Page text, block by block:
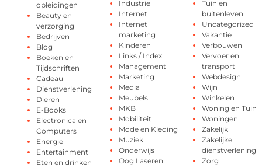
opleidingen
Beauty en
verzorging
Bedrijven
Blog
Boeken en
Tijdschriften
Cadeau
Dienstverlening
Dieren
E-Books
Electronica en
Computers
Energie
Entertainment
Eten en drinken
Industrie
Internet
Internet
marketing
Kinderen
Links / Index
Management
Marketing
Media
Meubels
MKB
Mobiliteit
Mode en Kleding
Muziek
Onderwijs
Oog Laseren
Tuin en
buitenleven
Uncategorized
Vakantie
Verbouwen
Vervoer en
transport
Webdesign
Wijn
Winkelen
Woning en Tuin
Woningen
Zakelijk
Zakelijke
dienstverlening
Zorg